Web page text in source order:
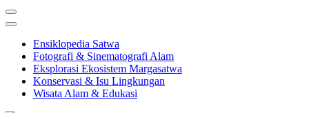
Ensiklopedia Satwa
Fotografi & Sinematografi Alam
Eksplorasi Ekosistem Margasatwa
Konservasi & Isu Lingkungan
Wisata Alam & Edukasi